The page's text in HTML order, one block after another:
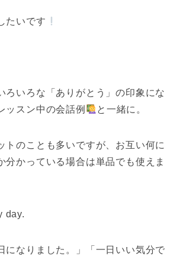
たいです
ろいろな「ありがとう」の印象にな
ッスン中の会話例
と一緒に。
トのことも多いですが、お互い何に
分かっている場合は単品でも使えま
day.
になりました。」「一日いい気分で